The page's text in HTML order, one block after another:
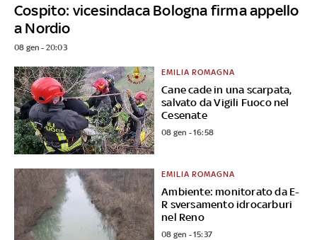
Cospito: vicesindaca Bologna firma appello
a Nordio
08 gen - 20:03
Cane cade in una scarpata,
salvato da Vigili Fuoco nel
Cesenate
EMILIA ROMAGNA
08 gen - 16:58
Ambiente: monitorato da E-
R sversamento idrocarburi
nel Reno
EMILIA ROMAGNA
08 gen - 15:37